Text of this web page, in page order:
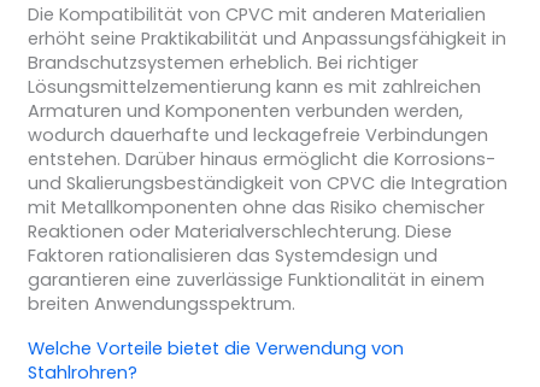
Die Kompatibilität von CPVC mit anderen Materialien
erhöht seine Praktikabilität und Anpassungsfähigkeit in
Brandschutzsystemen erheblich. Bei richtiger
Lösungsmittelzementierung kann es mit zahlreichen
Armaturen und Komponenten verbunden werden,
wodurch dauerhafte und leckagefreie Verbindungen
entstehen. Darüber hinaus ermöglicht die Korrosions-
und Skalierungsbeständigkeit von CPVC die Integration
mit Metallkomponenten ohne das Risiko chemischer
Reaktionen oder Materialverschlechterung. Diese
Faktoren rationalisieren das Systemdesign und
garantieren eine zuverlässige Funktionalität in einem
breiten Anwendungsspektrum.
Welche Vorteile bietet die Verwendung von
Stahlrohren?